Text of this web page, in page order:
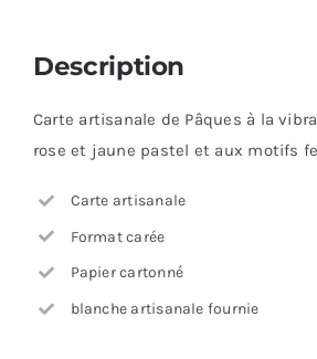
Description
Carte artisanale de Pâques à la
rose et jaune pastel et aux motifs
Carte artisanale
Format carée
Papier cartonné
blanche artisanale fournie